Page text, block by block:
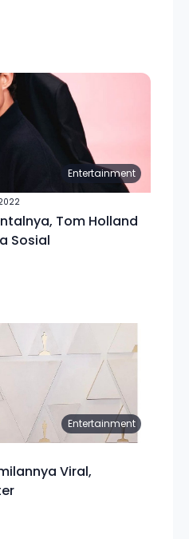
Entertainment
Tom Holland
Sosial
Entertainment
Viral,